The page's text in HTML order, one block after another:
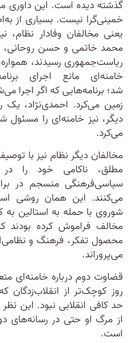
گذشته دیده است. این داوری
خمینی‌گرا نیست. بسیاری از
یعنی مخالفان وفادار نظام،
محمد خاتمی و حسن روحانی،
ریاست‌جمهوری رسیدند، همواره
خامنه‌ای مانع اجرای
شد؛ برنامه‌هایی که اگر اجرا
زمین می‌کرد. احمدی‌نژاد،
دیگر، نیز خامنه‌ای را
می‌کرد.
مخالفان دیگر نظام نیز با
مطلق، ناکامی خود را
سیاسی‌فرهنگی منسجم در
می‌کنند. این همان روشی
شوروی با حمله به استالین به
مخالف فراموش کرده بودند
محصول تفکر، فرهنگ و
می‌پروراند.
قضاوت دوم درباره خامنه‌ای
روز کوچک‌تر از انقلاب‌زدگان
حد کافی انقلابی نبود. این
از مرگ او حتی در رسانه‌های
است.